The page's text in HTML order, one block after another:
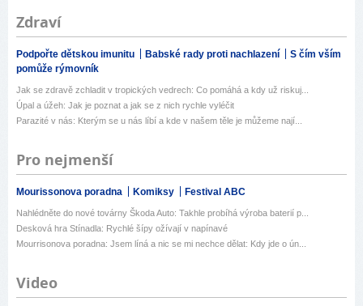
Zdraví
Podpořte dětskou imunitu Babské rady proti nachlazení
S čím vším
pomůže rýmovník
Jak se zdravě zchladit v tropických vedrech: Co pomáhá a kdy už riskuj...
Úpal a úžeh: Jak je poznat a jak se z nich rychle vyléčit
Parazité v nás: Kterým se u nás líbí a kde v našem těle je můžeme nají...
Pro nejmenší
Mourissonova poradna Komiksy Festival ABC
Nahlédněte do nové továrny Škoda Auto: Takhle probíhá výroba baterií p...
Desková hra Stínadla: Rychlé šípy ožívají v napínavé
Mourrisonova poradna: Jsem líná a nic se mi nechce dělat: Kdy jde o ún...
Video